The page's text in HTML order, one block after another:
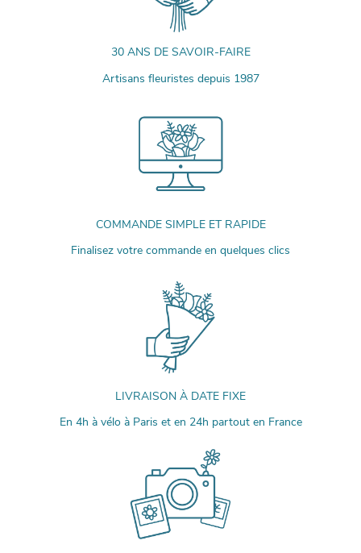
30 ANS DE SAVOIR-FAIRE
Artisans fleuristes depuis 1987
COMMANDE SIMPLE ET RAPIDE
Finalisez votre commande en quelques clics
LIVRAISON À DATE FIXE
En 4h à vélo à Paris et en 24h partout en France